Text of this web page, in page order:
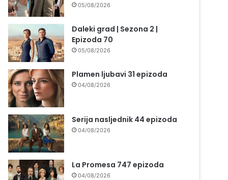
05/08/2026
Daleki grad | Sezona 2 |
Epizoda 70
05/08/2026
Plamen ljubavi 31 epizoda
04/08/2026
Serija nasljednik 44 epizoda
04/08/2026
La Promesa 747 epizoda
04/08/2026